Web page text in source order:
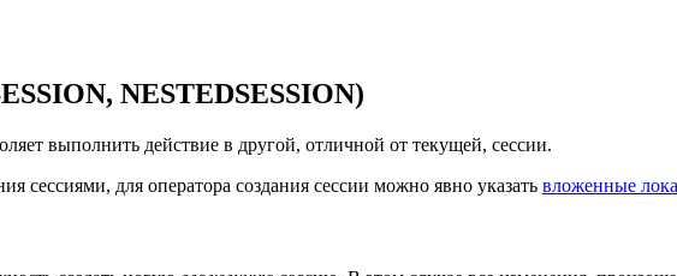
NESTEDSESSION)
выполнить действие в другой, отличной от текущей, сессии.
сессиями, для оператора создания сессии можно явно указать вложенные